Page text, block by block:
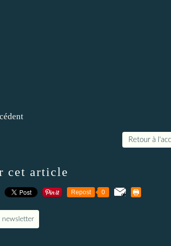
Retour à
cet article
Repost 0
newsletter